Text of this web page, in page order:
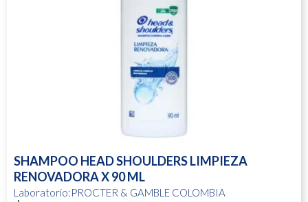
SHAMPOO HEAD SHOULDERS LIMPIEZA
RENOVADORA X 90 ML
Laboratorio:PROCTER & GAMBLE COLOMBIA